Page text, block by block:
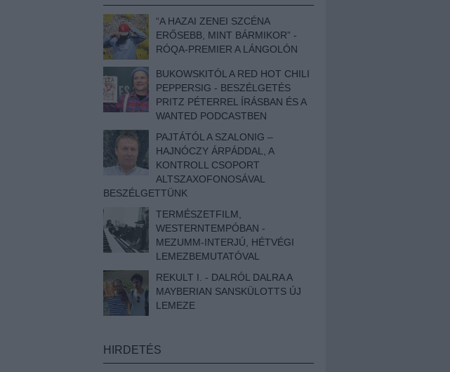
“A HAZAI ZENEI SZCÉNA
ERŐSEBB, MINT BÁRMIKOR” -
RÓQA-PREMIER A LÁNGOLÓN
BUKOWSKITÓL A RED HOT CHILI
PEPPERSIG - BESZÉLGETÉS
PRITZ PÉTERREL ÍRÁSBAN ÉS A
WANTED PODCASTBEN
PAJTÁTÓL A SZALONIG –
HAJNÓCZY ÁRPÁDDAL, A
KONTROLL CSOPORT
ALTSZAXOFONOSÁVAL
BESZÉLGETTÜNK
TERMÉSZETFILM,
WESTERNTEMPÓBAN -
MEZUMM-INTERJÚ, HÉTVÉGI
LEMEZBEMUTATÓVAL
REKULT I. - DALRÓL DALRA A
MAYBERIAN SANSKÜLOTTS ÚJ
LEMEZE
HIRDETÉS